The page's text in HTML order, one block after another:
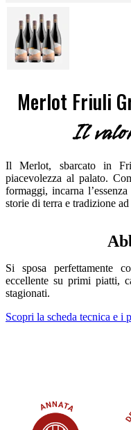
Merlot Friuli
Il
Il Merlot, sbarcato in
piacevolezza al palato.
formaggi, incarna
storie di terra e tradizione
Si sposa perfettamente
eccellente su primi piatti,
stagionati.
Scopri la scheda tecnica e i